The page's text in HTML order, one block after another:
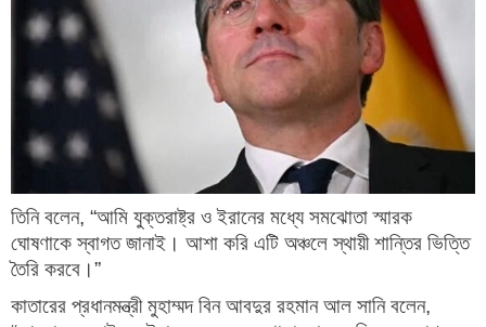
তিনি বলেন, “আমি যুক্তরাষ্ট্র ও ইরানের মধ্যে সমঝোতা স্মারক
ঘোষণাকে স্বাগত জানাই। আশা করি এটি অঞ্চলে স্থায়ী শান্তির ভিত্তি
তৈরি করবে।”
কাতারের প্রধানমন্ত্রী মুহাম্মদ বিন আবদুর রহমান আল সানি বলেন,